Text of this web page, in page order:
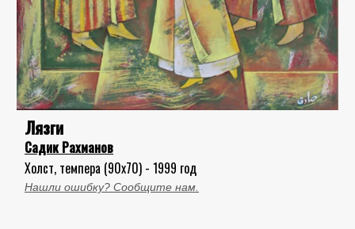
Лязги
Садик Рахманов
Холст, темпера (90x70) - 1999 год
Нашли ошибку? Сообщите нам.